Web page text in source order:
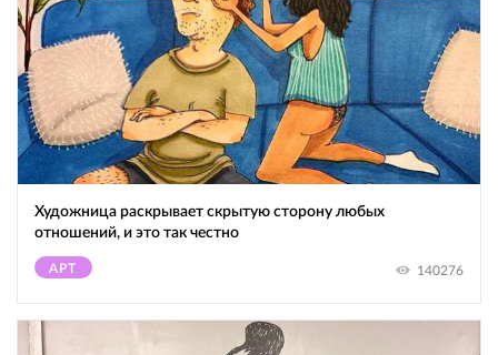
Художница раскрывает скрытую сторону любых
отношений, и это так честно
АРТ 140276